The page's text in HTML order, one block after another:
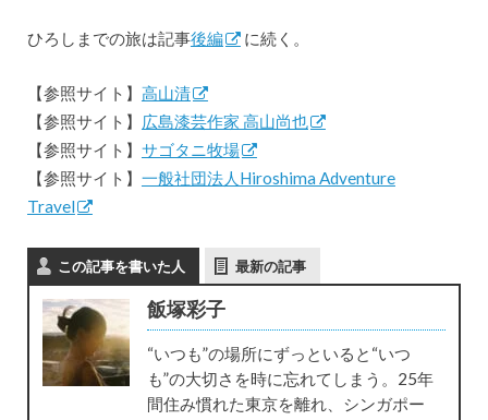
ひろしまでの旅は記事後編 に続く。
【参照サイト】 高山清
【参照サイト】 広島漆芸作家 高山尚也
【参照サイト】 サゴタニ牧場
【参照サイト】 一般社団法人Hiroshima Adventure
Travel
この記事を書いた人 最新の記事
飯塚彩子
“いつも”の場所にずっといると“いつ
も”の大切さを時に忘れてしまう。25年
間住み慣れた東京を離れ、シンガポー